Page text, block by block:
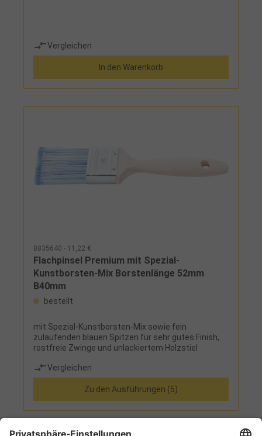
Vergleichen
In den Warenkorb
8835640 - 11,22 €
Flachpinsel Premium mit Spezial-
Kunstborsten-Mix Borstenlänge 52mm
B40mm
bestellt
mit Spezial-Kunstborsten-Mix sowie fein
zulaufenden blauen Spitzen für sehr gutes Finish,
rostfreie Zwinge und unlackiertem Holzstiel
Vergleichen
Zu den Ausführungen (5)